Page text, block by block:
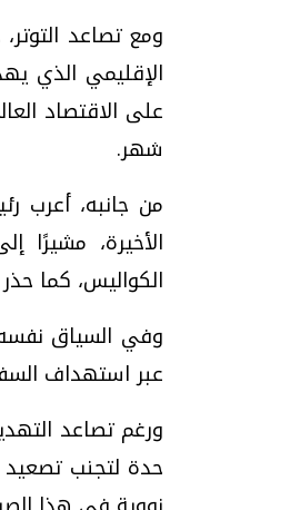
ومع تصاعد
الإقليمي الذي
شهر.
من جانبه، أعرب
الأخيرة، مشيرًا
الكواليس، كما
وفي السياق نفسه،
عبر استهداف
ورغم تصاعد
حدة لتجنب